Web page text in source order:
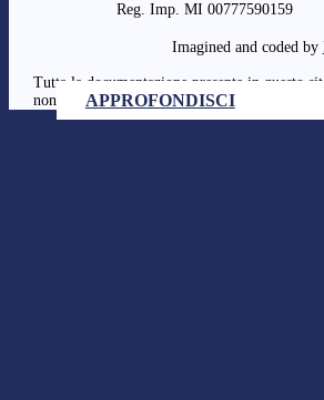
APPROFONDISCI
APPROFONDISCI
APPROFONDISCI
Reg. Imp. MI 00777590159
Imagined and coded by
Tutta la documentazione presente in questo
non costitusce vincolo contrattuale.